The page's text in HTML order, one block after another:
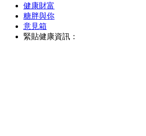
健康財富
糖胖與你
意見箱
緊貼健康資訊：